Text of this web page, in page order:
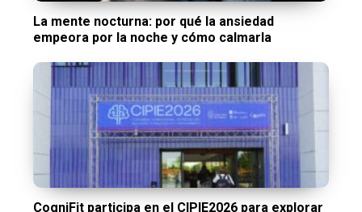
La mente nocturna: por qué la ansiedad
empeora por la noche y cómo calmarla
CogniFit participa en el CIPIE2026 para explorar